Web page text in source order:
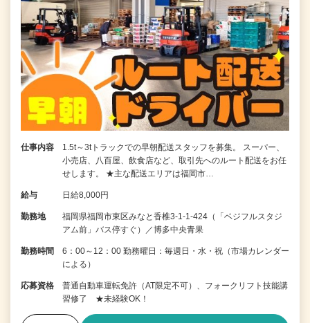
仕事内容
1.5t～3tトラックでの早朝配送スタッフを募集。 スーパー、
小売店、八百屋、飲食店など、取引先へのルート配送をお任
せします。 ★主な配送エリアは福岡市…
給与 日給8,000円
勤務地
福岡県福岡市東区みなと香椎3-1-1-424（「ベジフルスタジ
アム前」バス停すぐ）／博多中央青果
勤務時間
6：00～12：00 勤務曜日：毎週日・水・祝（市場カレンダー
による）
応募資格
普通自動車運転免許（AT限定不可）、フォークリフト技能講
習修了 ★未経験OK！